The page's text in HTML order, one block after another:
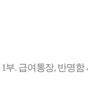
1부.급여통장, 반명함